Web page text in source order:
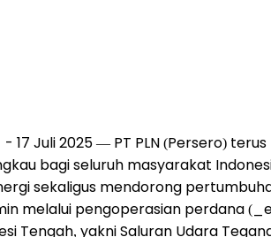
- 17 Juli 2025 — PT PLN (Persero)
bagi seluruh masyarakat
sekaligus mendorong
melalui pengoperasian perdana
Tengah, yakni Saluran Udara